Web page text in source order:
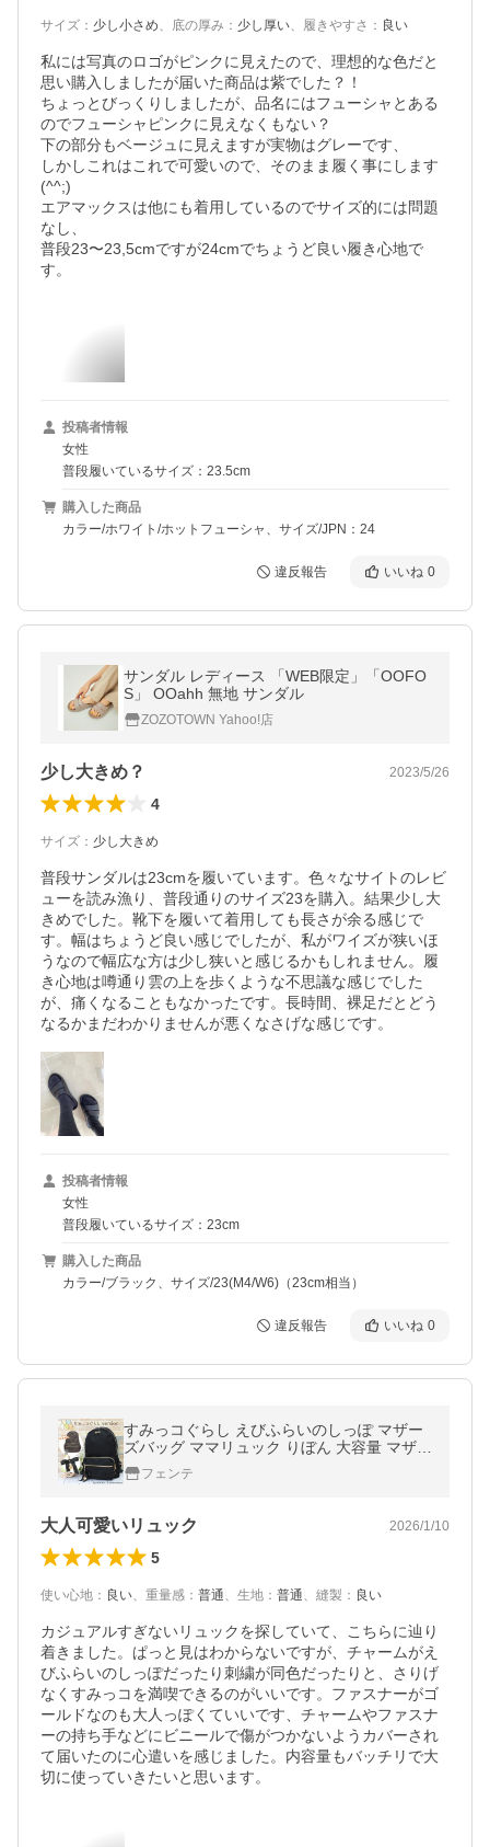
サイズ ： 少し小さめ、 底の厚み ： 少し厚い、 履きやすさ ： 良い
私には写真のロゴがピンクに見えたので、理想的な色だと
思い購入しましたが届いた商品は紫でした？！
ちょっとびっくりしましたが、品名にはフューシャとある
のでフューシャピンクに見えなくもない？
下の部分もベージュに見えますが実物はグレーです、
しかしこれはこれで可愛いので、そのまま履く事にします
(^^;)
エアマックスは他にも着用しているのでサイズ的には問題
なし、
普段23〜23,5cmですが24cmでちょうど良い履き心地で
す。
投稿者情報
女性
普段履いているサイズ：23.5cm
購入した商品
カラー/ホワイト/ホットフューシャ、サイズ/JPN：24
違反報告 いいね 0
サンダル レディース 「WEB限定」「OOFO
S」 OOahh 無地 サンダル
ZOZOTOWN Yahoo!店
少し大きめ？ 2023/5/26
4
サイズ ： 少し大きめ
普段サンダルは23cmを履いています。色々なサイトのレビ
ューを読み漁り、普段通りのサイズ23を購入。結果少し大
きめでした。靴下を履いて着用しても長さが余る感じで
す。幅はちょうど良い感じでしたが、私がワイズが狭いほ
うなので幅広な方は少し狭いと感じるかもしれません。履
き心地は噂通り雲の上を歩くような不思議な感じでした
が、痛くなることもなかったです。長時間、裸足だとどう
なるかまだわかりませんが悪くなさげな感じです。
投稿者情報
女性
普段履いているサイズ：23cm
購入した商品
カラー/ブラック、サイズ/23(M4/W6)（23cm相当）
違反報告 いいね 0
すみっコぐらし えびふらいのしっぽ マザー
ズバッグ ママリュック りぼん 大容量 マザー
ズ 大人可愛い レディース 軽量 A4 黒 通勤
旅行 ジム 防災
フェンテ
大人可愛いリュック 2026/1/10
5
使い心地 ： 良い、 重量感 ： 普通、 生地 ： 普通、 縫製 ： 良い
カジュアルすぎないリュックを探していて、こちらに辿り
着きました。ぱっと見はわからないですが、チャームがえ
びふらいのしっぽだったり刺繍が同色だったりと、さりげ
なくすみっコを満喫できるのがいいです。ファスナーがゴ
ールドなのも大人っぽくていいです、チャームやファスナ
ーの持ち手などにビニールで傷がつかないようカバーされ
て届いたのに心遣いを感じました。内容量もバッチリで大
切に使っていきたいと思います。